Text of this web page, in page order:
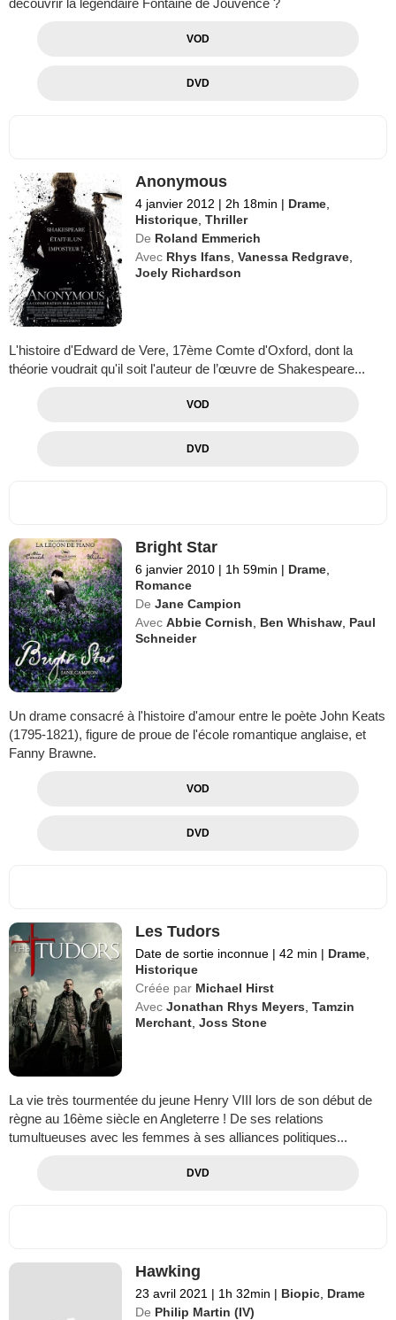
VOD
DVD
Anonymous
4 janvier 2012 | 2h 18min | Drame
Historique ,Thriller
De Roland Emmerich
Avec Rhys Ifans ,Vanessa Redgrave
Joely Richardson
L'histoire d'Edward de Vere, 17ème Comte d'Oxford, dont la
théorie voudrait qu'il soit l'auteur de l’œuvre de Shakespeare...
VOD
DVD
Bright Star
6 janvier 2010 | 1h 59min | Drame
Romance
De Jane Campion
Avec Abbie Cornish Ben Whishaw Paul
Schneider
Un drame consacré à l'histoire d'amour entre le poète John Keats
(1795-1821), figure de proue de l'école romantique anglaise, et
Fanny Brawne.
VOD
DVD
Les Tudors
Date de sortie inconnue | 42 min | Drame
Historique
Créée par Michael Hirst
Avec Jonathan Rhys Meyers ,Tamzin
Merchant ,Joss Stone
La vie très tourmentée du jeune Henry VIII lors de son début de
règne au 16ème siècle en Angleterre ! De ses relations
tumultueuses avec les femmes à ses alliances politiques...
DVD
Hawking
23 avril 2021 | 1h 32min | Biopic Drame
De Philip Martin (IV)